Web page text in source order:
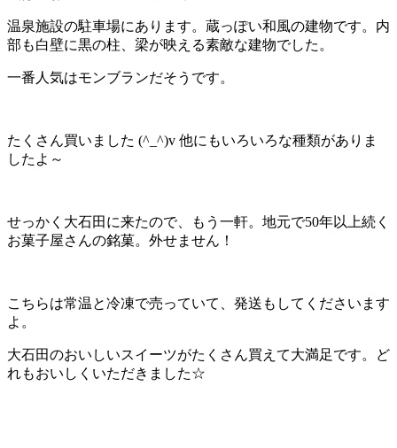
温泉施設の駐車場にあります。蔵っぽい和風の建物です。内
部も白壁に黒の柱、梁が映える素敵な建物でした。
一番人気はモンブランだそうです。
たくさん買いました (^_^)v 他にもいろいろな種類がありま
したよ～
せっかく大石田に来たので、もう一軒。地元で50年以上続く
お菓子屋さんの銘菓。外せません！
こちらは常温と冷凍で売っていて、発送もしてくださいます
よ。
大石田のおいしいスイーツがたくさん買えて大満足です。ど
れもおいしくいただきました☆